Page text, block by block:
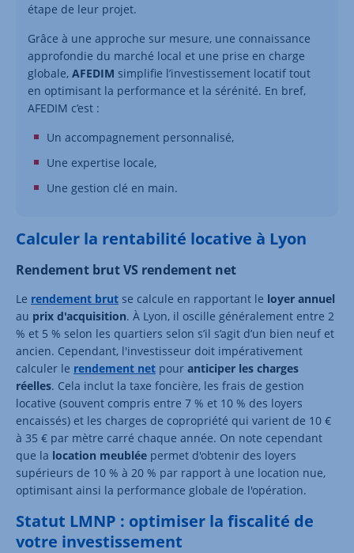
étape de leur projet.
Grâce à une approche sur mesure, une connaissance
approfondie du marché local et une prise en charge
globale, AFEDIM simplifie l’investissement locatif tout
en optimisant la performance et la sérénité. En bref,
AFEDIM c’est :
Un accompagnement personnalisé,
Une expertise locale,
Une gestion clé en main.
Calculer la rentabilité locative à Lyon
Rendement brut VS rendement net
Le rendement brut se calcule en rapportant le loyer annuel
au prix d'acquisition. À Lyon, il oscille généralement entre 2
% et 5 % selon les quartiers selon s’il s’agit d’un bien neuf et
ancien. Cependant, l'investisseur doit impérativement
calculer le rendement net pour anticiper les charges
réelles. Cela inclut la taxe foncière, les frais de gestion
locative (souvent compris entre 7 % et 10 % des loyers
encaissés) et les charges de copropriété qui varient de 10 €
à 35 € par mètre carré chaque année. On note cependant
que la location meublée permet d'obtenir des loyers
supérieurs de 10 % à 20 % par rapport à une location nue,
optimisant ainsi la performance globale de l'opération.
Statut LMNP : optimiser la fiscalité de
votre investissement